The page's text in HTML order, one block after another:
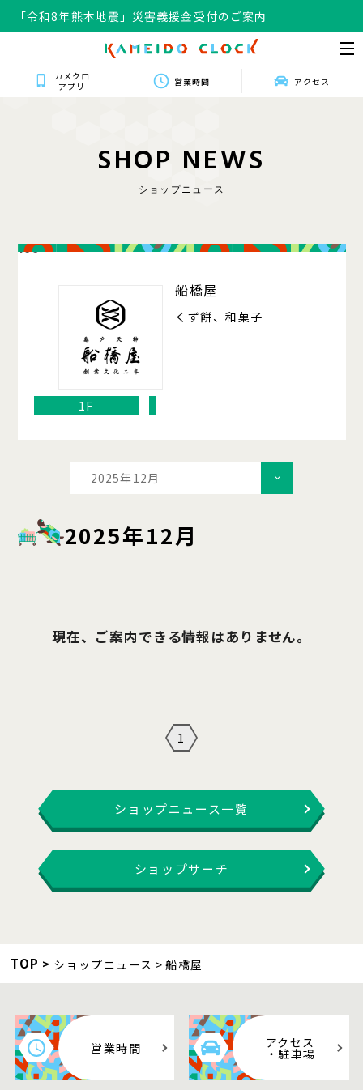
「令和8年熊本地震」災害義援金受付のご案内
カメクロ
アプリ
営業時間 アクセス
SHOP NEWS
ショップニュース
106
船橋屋
くず餅、和菓子
1F
2025年12月
2025年12月
現在、ご案内できる情報はありません。
1
ショップニュース一覧
ショップサーチ
TOP ショップニュース 船橋屋
営業時間 アクセス
・駐車場